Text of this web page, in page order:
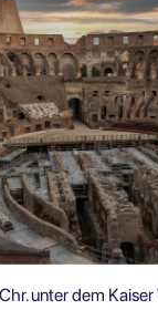
unter dem Kaiser